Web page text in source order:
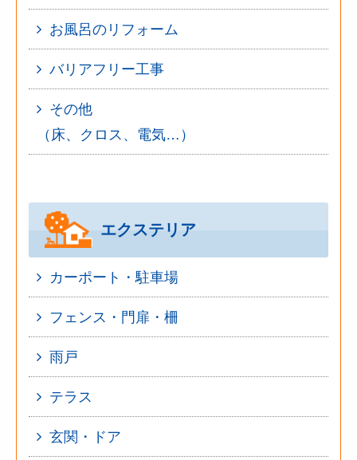
お風呂のリフォーム
バリアフリー工事
その他
（床、クロス、電気…）
エクステリア
カーポート・駐車場
フェンス・門扉・柵
雨戸
テラス
玄関・ドア